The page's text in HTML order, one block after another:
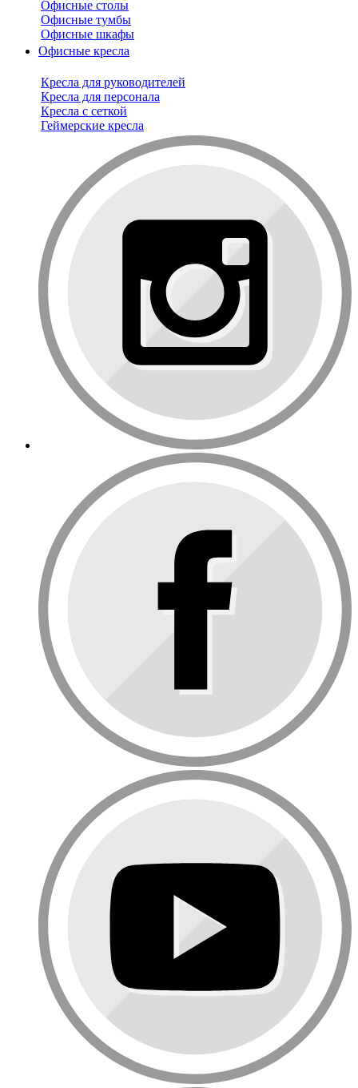
Офисные столы
Офисные тумбы
Офисные шкафы
Офисные кресла
Кресла для руководителей
Кресла для персонала
Кресла с сеткой
Геймерские кресла